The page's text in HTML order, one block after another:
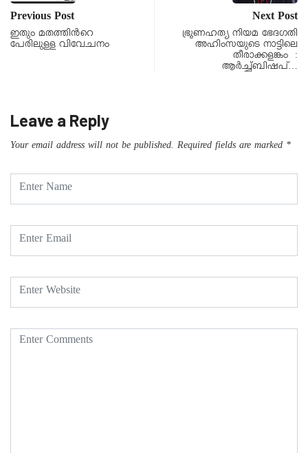
Previous Post
ഇതും മതത്തിൻറെ
പേരിലുളള വിവേചനം
Next Post
ഭ്രൂണഹത്യ നിയമ ഭേദഗതി
അഹിംസയുടെ നാട്ടിലെ
തീരാക്കളങ്കം :
ആർച്ച്ബിഷപ്…
Leave a Reply
Your email address will not be published. Required fields are marked *